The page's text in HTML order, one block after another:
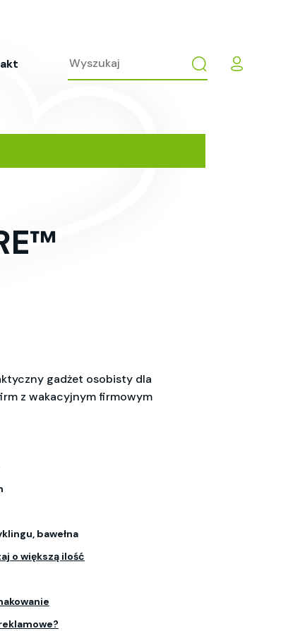
gadżet osobisty dla
z wakacyjnym firmowym
bawełna
o większą ilość